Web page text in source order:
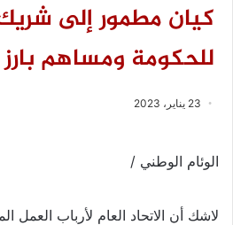
كيان مطمور إلى
للحكومة ومساهم
23 يناير، 2023
الوئام الوطني /
لاشك أن الاتحاد العام لأرباب العمل